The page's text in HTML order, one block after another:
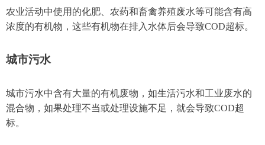
农业活动中使用的化肥、农药和畜禽养殖废水等可能含有高
浓度的有机物，这些有机物在排入水体后会导致COD超标。
城市污水
城市污水中含有大量的有机废物，如生活污水和工业废水的
混合物，如果处理不当或处理设施不足，就会导致COD超
标。